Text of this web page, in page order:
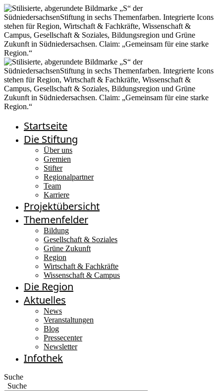
Startseite
Die Stiftung
Über uns
Gremien
Stifter
Regionalpartner
Team
Karriere
Projektübersicht
Themenfelder
Bildung
Gesellschaft & Soziales
Grüne Zukunft
Region
Wirtschaft & Fachkräfte
Wissenschaft & Campus
Die Region
Aktuelles
News
Veranstaltungen
Blog
Pressecenter
Newsletter
Infothek
Suche
Suche